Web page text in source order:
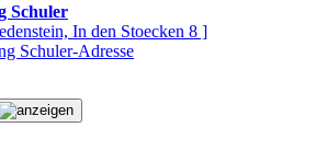
Schuler
In den Stoecken 8 ]